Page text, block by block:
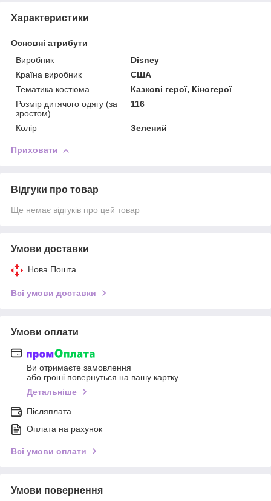
Характеристики
Основні атрибути
Виробник
Disney
Країна виробник
США
Тематика костюма
Казкові герої, Кіногерої
Розмір дитячого одягу (за
зростом)
116
Колір Зелений
Приховати
Відгуки про товар
Ще немає відгуків про цей товар
Умови доставки
Нова Пошта
Всі умови доставки
Умови оплати
Ви отримаєте замовлення
або гроші повернуться на вашу картку
Детальніше
Післяплата
Оплата на рахунок
Всі умови оплати
Умови повернення